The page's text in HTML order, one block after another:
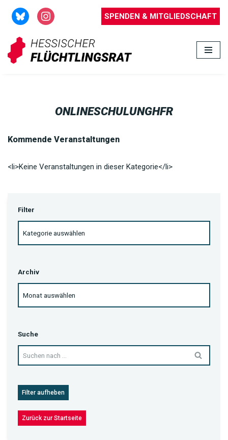
Zum
Inhalt
springen
SPENDEN & MITGLIEDSCHAFT
ONLINESCHULUNGHFR
Kommende Veranstaltungen
<li>Keine Veranstaltungen in dieser Kategorie</li>
Filter
Archiv
Suche
Filter aufheben
Zurück zur Startseite